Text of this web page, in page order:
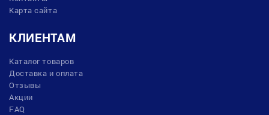
Карта сайта
КЛИЕНТАМ
Каталог товаров
Доставка и оплата
Отзывы
Акции
FAQ